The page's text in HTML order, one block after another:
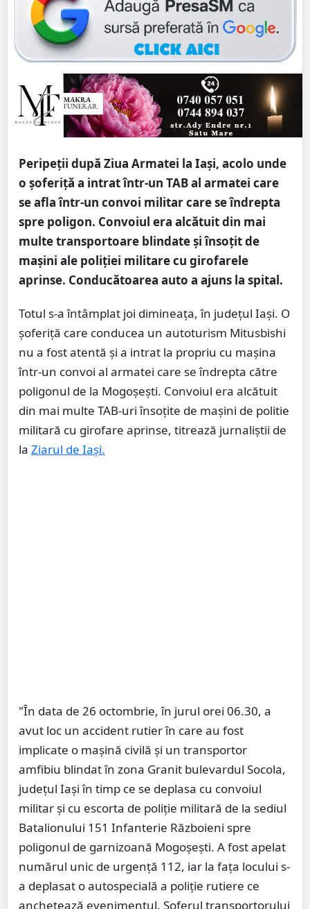
Peripeții după Ziua Armatei la Iași, acolo unde
o șoferiță a intrat într-un TAB al armatei care
se afla într-un convoi militar care se îndrepta
spre poligon. Convoiul era alcătuit din mai
multe transportoare blindate și însoțit de
mașini ale poliției militare cu girofarele
aprinse. Conducătoarea auto a ajuns la spital.
Totul s-a întâmplat joi dimineața, în județul Iași. O
șoferiță care conducea un autoturism Mitusbishi
nu a fost atentă și a intrat la propriu cu mașina
într-un convoi al armatei care se îndrepta către
poligonul de la Mogoșești. Convoiul era alcătuit
din mai multe TAB-uri însoțite de mașini de politie
militară cu girofare aprinse, titrează jurnaliștii de
la Ziarul de Iași.
"În data de 26 octombrie, în jurul orei 06.30, a
avut loc un accident rutier în care au fost
implicate o maşină civilă şi un transportor
amfibiu blindat în zona Granit bulevardul Socola,
judeţul Iaşi în timp ce se deplasa cu convoiul
militar şi cu escorta de poliţie militară de la sediul
Batalionului 151 Infanterie Războieni spre
poligonul de garnizoană Mogoşeşti. A fost apelat
numărul unic de urgenţă 112, iar la faţa locului s-
a deplasat o autospecială a poliţie rutiere ce
anchetează evenimentul. Şoferul transportorului